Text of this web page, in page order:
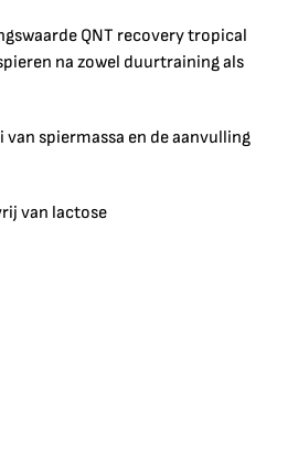
QNT recovery tropical
na zowel duurtraining als
van spiermassa en de aanvulling
van lactose